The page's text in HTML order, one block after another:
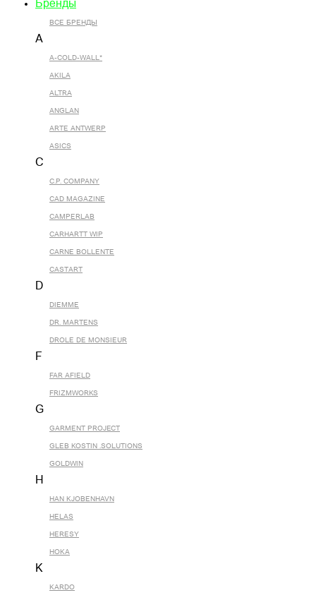
Бренды
ВСЕ БРЕНДЫ
A
A-COLD-WALL*
AKILA
ALTRA
ANGLAN
ARTE ANTWERP
ASICS
C
C.P. COMPANY
CAD MAGAZINE
CAMPERLAB
CARHARTT WIP
CARNE BOLLENTE
CASTART
D
DIEMME
DR. MARTENS
DROLE DE MONSIEUR
F
FAR AFIELD
FRIZMWORKS
G
GARMENT PROJECT
GLEB KOSTIN .SOLUTIONS
GOLDWIN
H
HAN KJOBENHAVN
HELAS
HERESY
HOKA
K
KARDO